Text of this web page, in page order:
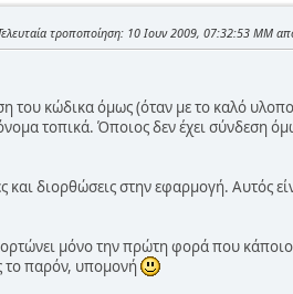
τροποποίηση: 10 Ιουν 2009, 07:32:53 ΜΜ
του κώδικα όμως (όταν με το καλό
τοπικά. Όποιος δεν έχει σύνδεση
και διορθώσεις στην εφαρμογή. Αυτός
μόνο την πρώτη φορά που
το παρόν, υπομονή